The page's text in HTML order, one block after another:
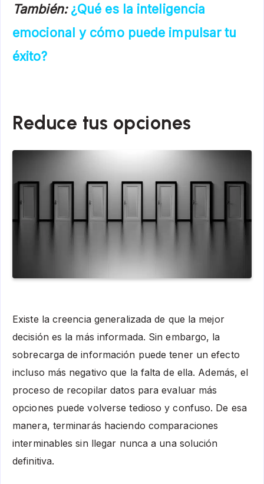
También: ¿Qué es la inteligencia
emocional y cómo puede impulsar tu
éxito?
Reduce tus opciones
Existe la creencia generalizada de que la mejor
decisión es la más informada. Sin embargo, la
sobrecarga de información puede tener un efecto
incluso más negativo que la falta de ella. Además, el
proceso de recopilar datos para evaluar más
opciones puede volverse tedioso y confuso. De esa
manera, terminarás haciendo comparaciones
interminables sin llegar nunca a una solución
definitiva.